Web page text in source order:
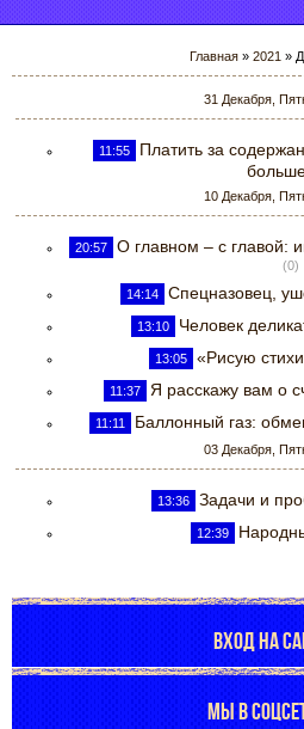
Главная» 2021 »
31 Декабря,
11:55
Платить за
10 Декабря,
20:57 О главном – с главой:
(0)
14:14
Спецназовец,
13:10 Человек
13:05 «Рисую
11:37 Я расскажу вам о
11:11 Баллонный газ:
03 Декабря,
13:36 Задачи и
12:39
ВХОД НА
МЫ В